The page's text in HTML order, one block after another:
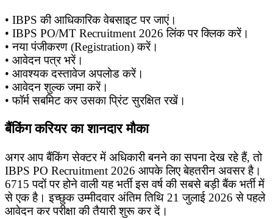
• IBPS की आधिकारिक वेबसाइट पर जाएं।
• IBPS PO/MT Recruitment 2026 लिंक पर क्लिक करें।
• नया पंजीकरण (Registration) करें।
• आवेदन पत्र भरें।
• आवश्यक दस्तावेज अपलोड करें।
• आवेदन शुल्क जमा करें।
• फॉर्म सबमिट कर उसका प्रिंट सुरक्षित रखें।
बैंकिंग करियर का शानदार मौका
अगर आप बैंकिंग सेक्टर में अधिकारी बनने का सपना देख रहे हैं, तो
IBPS PO Recruitment 2026 आपके लिए बेहतरीन अवसर है।
6715 पदों पर होने वाली यह भर्ती इस वर्ष की सबसे बड़ी बैंक भर्ती में
से एक है। इच्छुक उम्मीदवार अंतिम तिथि 21 जुलाई 2026 से पहले
आवेदन कर परीक्षा की तैयारी शुरू कर दें।